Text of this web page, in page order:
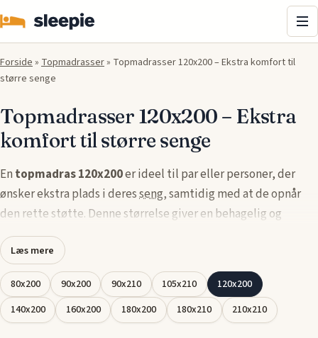
Forside» Topmadrasser» Topmadrasser 120x200 – Ekstra komfort til
større senge
Topmadrasser 120x200 – Ekstra
komfort til større senge
En topmadras 120x200er ideel til par eller personer, der
ønsker ekstra plads i deresseng, samtidig med at de opnår
den rette støtte. Denne størrelse giver en behagelig og
komfortabel søvn hele natten igennem.
Vorestopmadrasser i 120x200
der afhjælper tryk og øger komforten, så du kan få en
uforstyrret søvn. Vælg en topmadras, der er skræddersyet til
dine behov for en forbedret nattesøvn.
Læs mere
80x200 90x200 90x210 105x210
120x200
140x200
160x200 180x200 180x210 210x210